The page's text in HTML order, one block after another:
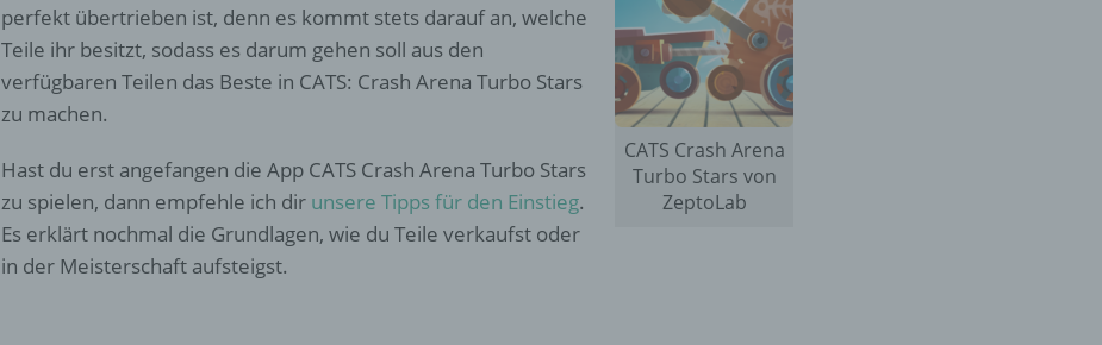
CATS Crash Arena
Turbo Stars von
ZeptoLab
perfekt übertrieben ist, denn es kommt stets darauf an, welche
Teile ihr besitzt, sodass es darum gehen soll aus den
verfügbaren Teilen das Beste in CATS: Crash Arena Turbo Stars
zu machen.
Hast du erst angefangen die App CATS Crash Arena Turbo Stars
zu spielen, dann empfehle ich dir unsere Tipps für den Einstieg.
Es erklärt nochmal die Grundlagen, wie du Teile verkaufst oder
in der Meisterschaft aufsteigst.